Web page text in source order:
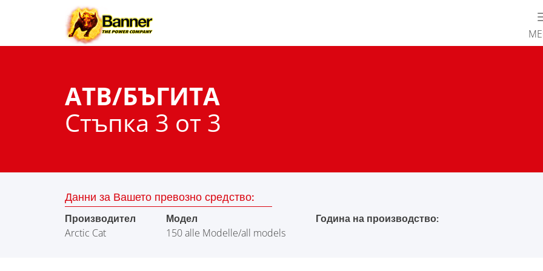
ATВ/БЪГИТА
Стъпка 3 от 3
Данни за Вашето превозно средство:
Производител
Arctic Cat
Модел
150 alle Modelle/all models
Година на производство: